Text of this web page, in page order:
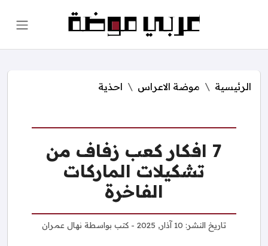
الرئيسية موضة الاعراس احذية
7 افكار كعب زفاف من
تشكيلات الماركات
الفاخرة
تاريخ النشر: 10 آذار, 2025 - كتب بواسطة نهال عمران